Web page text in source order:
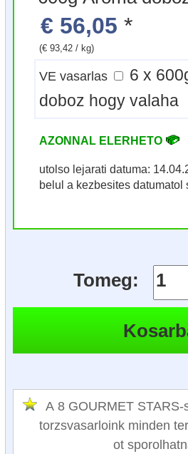
€ 56,05 *
(€ 93,42 / kg)
VE vasarlas
6 x 600g
doboz hogy
AZONNAL ELERHETO
utolso lejarati datuma:
belul a kezbesites datumatol
Tomeg:
A 8 GOURMET
torzsvasarloink minden
ot